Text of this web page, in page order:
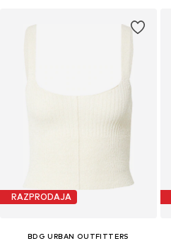
RAZPRODAJA
BDG URBAN OUTFITTERS